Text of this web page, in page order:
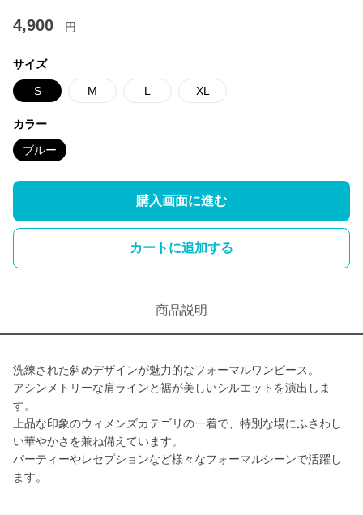
4,900 円
サイズ
S M L XL
カラー
ブルー
購入画面に進む
カートに追加する
商品説明
洗練された斜めデザインが魅力的なフォーマルワンピース。
アシンメトリーな肩ラインと裾が美しいシルエットを演出しま
す。
上品な印象のウィメンズカテゴリの一着で、特別な場にふさわし
い華やかさを兼ね備えています。
パーティーやレセプションなど様々なフォーマルシーンで活躍し
ます。